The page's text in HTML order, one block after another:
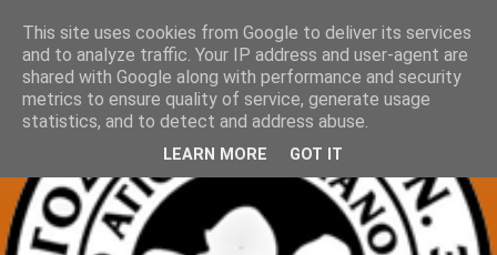
This site uses cookies from Google to deliver its services
and to analyze traffic. Your IP address and user-agent are
shared with Google along with performance and security
metrics to ensure quality of service, generate usage
statistics, and to detect and address abuse.
LEARN MORE GOT IT